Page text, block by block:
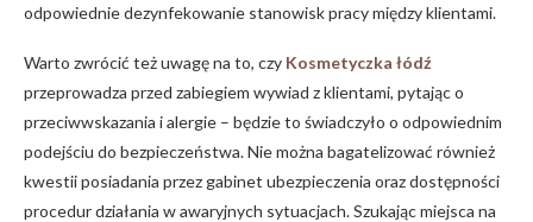
odpowiednie dezynfekowanie stanowisk pracy między klientami.
Warto zwrócić też uwagę na to, czy Kosmetyczka łódź
przeprowadza przed zabiegiem wywiad z klientami, pytając o
przeciwwskazania i alergie – będzie to świadczyło o odpowiednim
podejściu do bezpieczeństwa. Nie można bagatelizować również
kwestii posiadania przez gabinet ubezpieczenia oraz dostępności
procedur działania w awaryjnych sytuacjach. Szukając miejsca na